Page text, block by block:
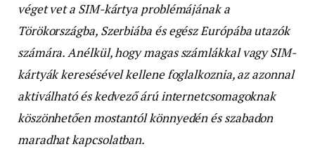
véget vet a SIM-kártya problémájának a
Törökországba, Szerbiába és egész Európába utazók
számára. Anélkül, hogy magas számlákkal vagy SIM-
kártyák keresésével kellene foglalkoznia, az azonnal
aktiválható és kedvező árú internetcsomagoknak
köszönhetően mostantól könnyedén és szabadon
maradhat kapcsolatban.